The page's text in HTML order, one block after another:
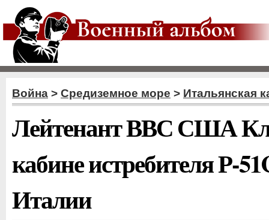
Война > Средиземное море > Итальянская
Лейтенант ВВС США
кабине истребителя Р-
Италии